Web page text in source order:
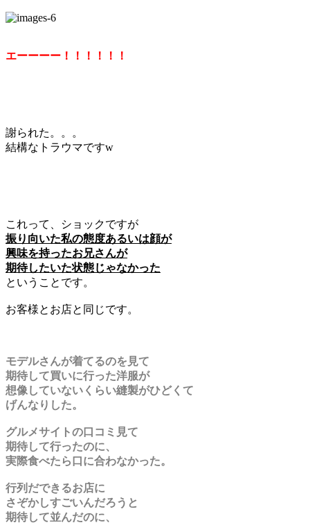
エーーーー！！！！！！
謝られた。。。
結構なトラウマですw
これって、ショックですが
振り向いた私の態度あるいは顔が
興味を持ったお兄さんが
期待したいた状態じゃなかった
ということです。
お客様とお店と同じです。
モデルさんが着てるのを見て
期待して買いに行った洋服が
想像していないくらい縫製がひどくて
げんなりした。
グルメサイトの口コミ見て
期待して行ったのに、
実際食べたら口に合わなかった。
行列だできるお店に
さぞかしすごいんだろうと
期待して並んだのに、